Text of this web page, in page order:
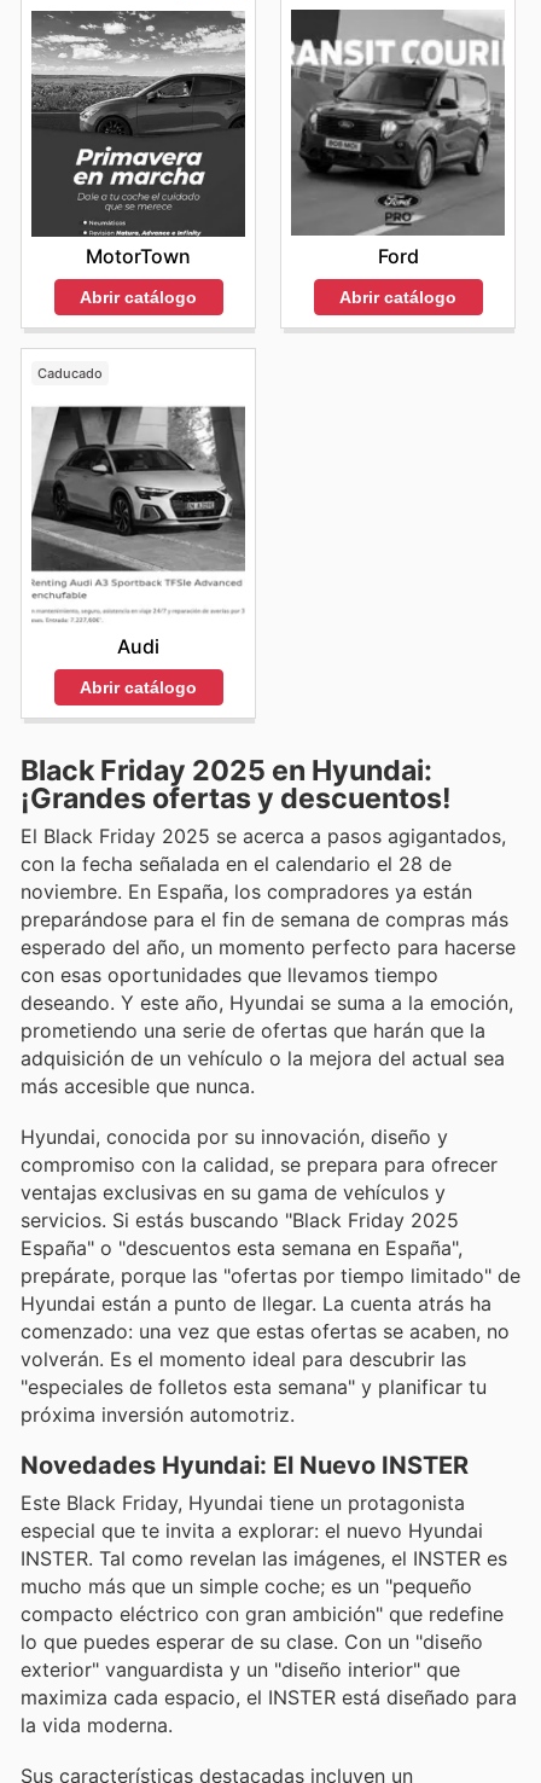
MotorTown
Abrir catálogo
Ford
Abrir catálogo
Caducado
Audi
Abrir catálogo
Black Friday 2025 en Hyundai:
¡Grandes ofertas y descuentos!
El Black Friday 2025 se acerca a pasos agigantados,
con la fecha señalada en el calendario el 28 de
noviembre. En España, los compradores ya están
preparándose para el fin de semana de compras más
esperado del año, un momento perfecto para hacerse
con esas oportunidades que llevamos tiempo
deseando. Y este año, Hyundai se suma a la emoción,
prometiendo una serie de ofertas que harán que la
adquisición de un vehículo o la mejora del actual sea
más accesible que nunca.
Hyundai, conocida por su innovación, diseño y
compromiso con la calidad, se prepara para ofrecer
ventajas exclusivas en su gama de vehículos y
servicios. Si estás buscando "Black Friday 2025
España" o "descuentos esta semana en España",
prepárate, porque las "ofertas por tiempo limitado" de
Hyundai están a punto de llegar. La cuenta atrás ha
comenzado: una vez que estas ofertas se acaben, no
volverán. Es el momento ideal para descubrir las
"especiales de folletos esta semana" y planificar tu
próxima inversión automotriz.
Novedades Hyundai: El Nuevo INSTER
Este Black Friday, Hyundai tiene un protagonista
especial que te invita a explorar: el nuevo Hyundai
INSTER. Tal como revelan las imágenes, el INSTER es
mucho más que un simple coche; es un "pequeño
compacto eléctrico con gran ambición" que redefine
lo que puedes esperar de su clase. Con un "diseño
exterior" vanguardista y un "diseño interior" que
maximiza cada espacio, el INSTER está diseñado para
la vida moderna.
Sus características destacadas incluyen un